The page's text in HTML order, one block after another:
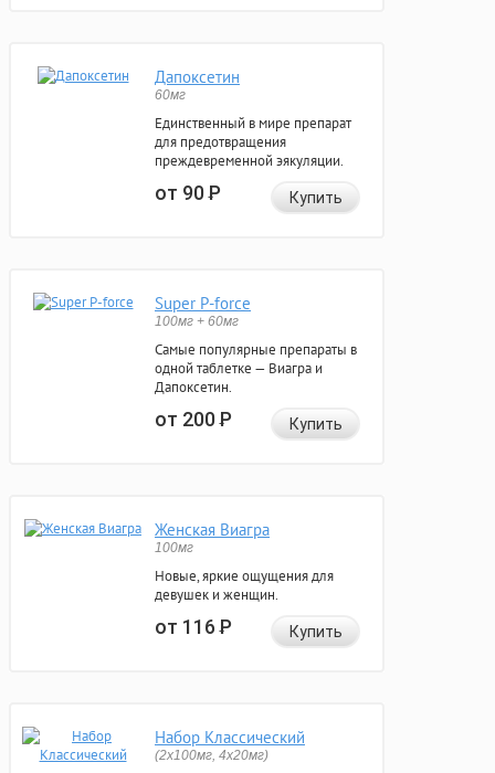
Дапоксетин
60мг
Единственный в мире препарат
для предотвращения
преждевременной эякуляции.
от 90Р Купить
Super P-force
100мг + 60мг
Самые популярные препараты в
одной таблетке — Виагра и
Дапоксетин.
от 200Р Купить
Женская Виагра
100мг
Новые, яркие ощущения для
девушек и женщин.
от 116Р Купить
Набор Классический
(2x100мг, 4x20мг)